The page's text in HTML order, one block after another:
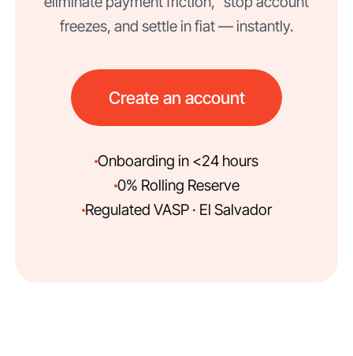
freezes, and settle in fiat — instantly.
Create an account
Onboarding in <24 hours
0% Rolling Reserve
Regulated VASP · El Salvador